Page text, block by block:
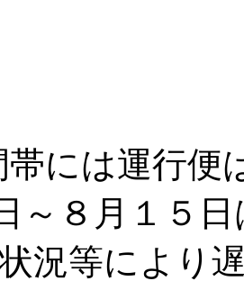
には運行便
～８月１５
況等により